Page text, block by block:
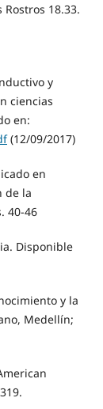
18.33.
y
ciencias
en:
(12/09/2017)
en
de la
40-46
Disponible
y la
Medellín;